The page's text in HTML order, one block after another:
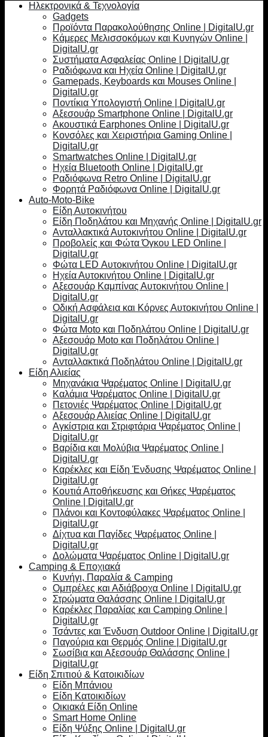
Ηλεκτρονικά & Τεχνολογία
Gadgets
Προϊόντα Παρακολούθησης Online | DigitalU.gr
Κάμερες Μελισσοκόμων και Κυνηγών Online |
DigitalU.gr
Συστήματα Ασφαλείας Online | DigitalU.gr
Ραδιόφωνα και Ηχεία Online | DigitalU.gr
Gamepads, Keyboards και Mouses Online |
DigitalU.gr
Ποντίκια Υπολογιστή Online | DigitalU.gr
Αξεσουάρ Smartphone Online | DigitalU.gr
Ακουστικά Earphones Online | DigitalU.gr
Κονσόλες και Χειριστήρια Gaming Online |
DigitalU.gr
Smartwatches Online | DigitalU.gr
Ηχεία Bluetooth Online | DigitalU.gr
Ραδιόφωνα Retro Online | DigitalU.gr
Φορητά Ραδιόφωνα Online | DigitalU.gr
Auto-Moto-Bike
Είδη Αυτοκινήτου
Είδη Ποδηλάτου και Μηχανής Online | DigitalU.gr
Ανταλλακτικά Αυτοκινήτου Online | DigitalU.gr
Προβολείς και Φώτα Όγκου LED Online |
DigitalU.gr
Φώτα LED Αυτοκινήτου Online | DigitalU.gr
Ηχεία Αυτοκινήτου Online | DigitalU.gr
Αξεσουάρ Καμπίνας Αυτοκινήτου Online |
DigitalU.gr
Οδική Ασφάλεια και Κόρνες Αυτοκινήτου Online |
DigitalU.gr
Φώτα Moto και Ποδηλάτου Online | DigitalU.gr
Αξεσουάρ Moto και Ποδηλάτου Online |
DigitalU.gr
Ανταλλακτικά Ποδηλάτου Online | DigitalU.gr
Είδη Αλιείας
Μηχανάκια Ψαρέματος Online | DigitalU.gr
Καλάμια Ψαρέματος Online | DigitalU.gr
Πετονιές Ψαρέματος Online | DigitalU.gr
Αξεσουάρ Αλιείας Online | DigitalU.gr
Αγκίστρια και Στριφτάρια Ψαρέματος Online |
DigitalU.gr
Βαρίδια και Μολύβια Ψαρέματος Online |
DigitalU.gr
Καρέκλες και Είδη Ένδυσης Ψαρέματος Online |
DigitalU.gr
Κουτιά Αποθήκευσης και Θήκες Ψαρέματος
Online | DigitalU.gr
Πλάνοι και Κοντοφύλακες Ψαρέματος Online |
DigitalU.gr
Δίχτυα και Παγίδες Ψαρέματος Online |
DigitalU.gr
Δολώματα Ψαρέματος Online | DigitalU.gr
Camping & Εποχιακά
Κυνήγι, Παραλία & Camping
Ομπρέλες και Αδιάβροχα Online | DigitalU.gr
Στρώματα Θαλάσσης Online | DigitalU.gr
Καρέκλες Παραλίας και Camping Online |
DigitalU.gr
Τσάντες και Ένδυση Outdoor Online | DigitalU.gr
Παγούρια και Θερμός Online | DigitalU.gr
Σωσίβια και Αξεσουάρ Θαλάσσης Online |
DigitalU.gr
Είδη Σπιτιού & Κατοικιδίων
Είδη Μπάνιου
Είδη Κατοικιδίων
Οικιακά Είδη Online
Smart Home Online
Είδη Ψύξης Online | DigitalU.gr